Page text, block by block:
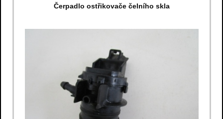
Čerpadlo ostřikovače čelního skla